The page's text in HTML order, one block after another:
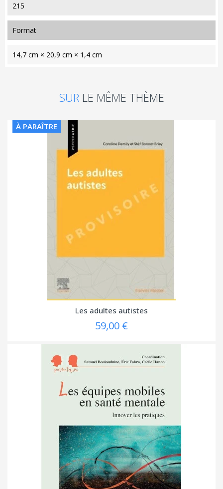
215
format
14,7 cm × 20,9 cm × 1,4 cm
SUR LE MÊME THÈME
À PARAÎTRE
Les adultes autistes
59,00 €